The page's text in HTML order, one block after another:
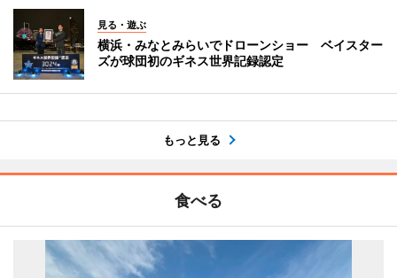
見る・遊ぶ
横浜・みなとみらいでドローンショー ベイスター
ズが球団初のギネス世界記録認定
もっと見る
食べる